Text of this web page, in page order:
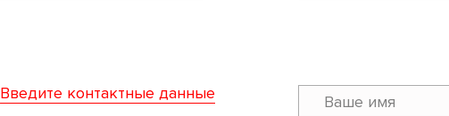
Введите контактные данные